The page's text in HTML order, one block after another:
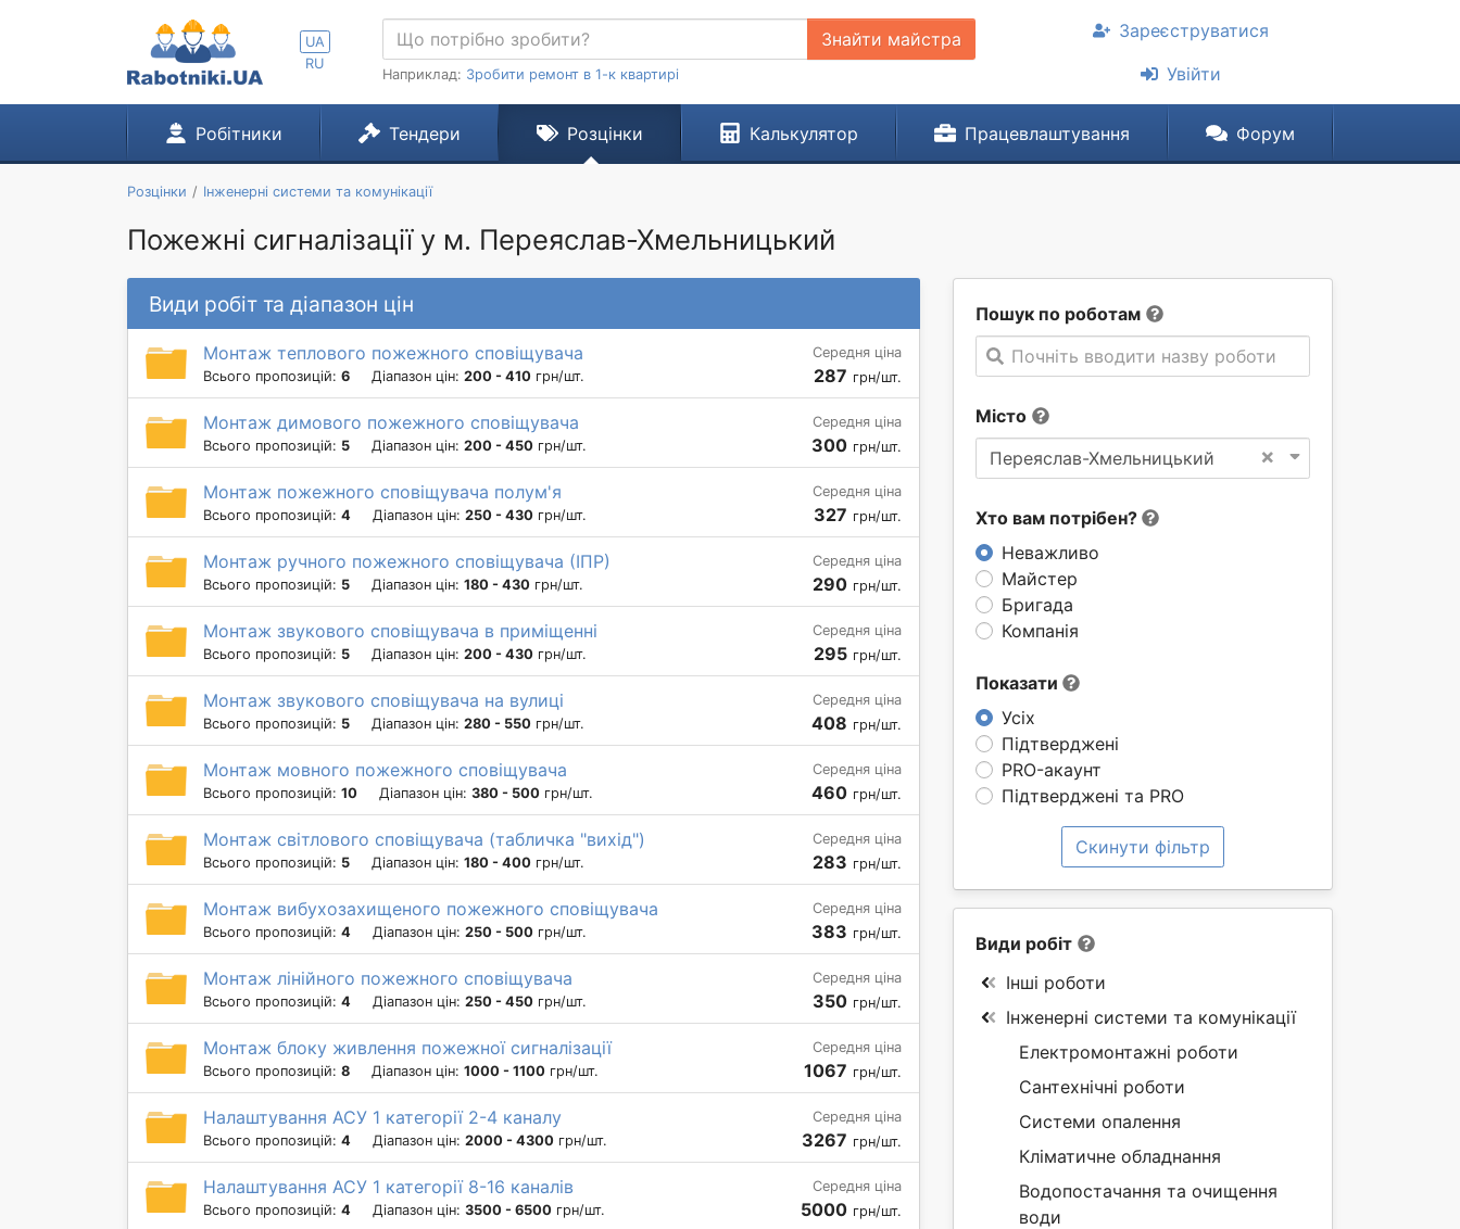
UA
RU
Знайти майстра
Наприклад: Зробити ремонт в 1-к квартирі
Зареєструватися
Увійти
Робітники Тендери Розцінки Калькулятор Працевлаштування Форум
Розцінки Інженерні системи та комунікації
Пожежні сигналізації у м. Переяслав-Хмельницький
Пошук по роботам
Почніть вводити назву роботи
Місто
×
Переяслав-Хмельницький
Хто вам потрібен?
Неважливо
Майстер
Бригада
Компанія
Показати
Усіх
Підтверджені
PRO-акаунт
Підтверджені та PRO
Скинути фільтр
Види робіт та діапазон цін
Монтаж теплового пожежного сповіщувача
Всього пропозицій: 6 Діапазон цін: 200 - 410 грн/шт.
Середня ціна
287 грн/шт.
Монтаж димового пожежного сповіщувача
Всього пропозицій: 5 Діапазон цін: 200 - 450 грн/шт.
Середня ціна
300 грн/шт.
Монтаж пожежного сповіщувача полум'я
Всього пропозицій: 4 Діапазон цін: 250 - 430 грн/шт.
Середня ціна
327 грн/шт.
Монтаж ручного пожежного сповіщувача (ІПР)
Всього пропозицій: 5 Діапазон цін: 180 - 430 грн/шт.
Середня ціна
290 грн/шт.
Монтаж звукового сповіщувача в приміщенні
Всього пропозицій: 5 Діапазон цін: 200 - 430 грн/шт.
Середня ціна
295 грн/шт.
Монтаж звукового сповіщувача на вулиці
Всього пропозицій: 5 Діапазон цін: 280 - 550 грн/шт.
Середня ціна
408 грн/шт.
Монтаж мовного пожежного сповіщувача
Всього пропозицій: 10 Діапазон цін: 380 - 500 грн/шт.
Середня ціна
460 грн/шт.
Монтаж світлового сповіщувача (табличка "вихід")
Всього пропозицій: 5 Діапазон цін: 180 - 400 грн/шт.
Середня ціна
283 грн/шт.
Монтаж вибухозахищеного пожежного сповіщувача
Всього пропозицій: 4 Діапазон цін: 250 - 500 грн/шт.
Середня ціна
383 грн/шт.
Монтаж лінійного пожежного сповіщувача
Всього пропозицій: 4 Діапазон цін: 250 - 450 грн/шт.
Середня ціна
350 грн/шт.
Монтаж блоку живлення пожежної сигналізації
Всього пропозицій: 8 Діапазон цін: 1000 - 1100 грн/шт.
Середня ціна
1067 грн/шт.
Налаштування АСУ 1 категорії 2-4 каналу
Всього пропозицій: 4 Діапазон цін: 2000 - 4300 грн/шт.
Середня ціна
3267 грн/шт.
Налаштування АСУ 1 категорії 8-16 каналів
Всього пропозицій: 4 Діапазон цін: 3500 - 6500 грн/шт.
Середня ціна
5000 грн/шт.
Види робіт
Інші роботи
Інженерні системи та комунікації
Електромонтажні роботи
Сантехнічні роботи
Системи опалення
Кліматичне обладнання
Водопостачання та очищення
води